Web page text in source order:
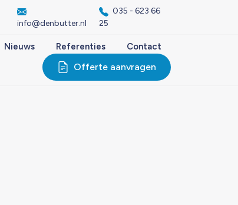
info@denbutter.nl
035 - 623 66
25
Nieuws Referenties Contact
Offerte aanvragen